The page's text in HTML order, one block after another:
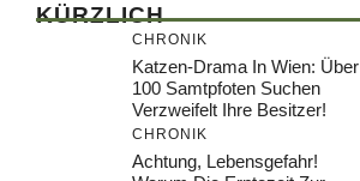
KÜRZLICH
CHRONIK
Katzen-Drama In Wien: Über
100 Samtpfoten Suchen
Verzweifelt Ihre Besitzer!
CHRONIK
Achtung, Lebensgefahr!